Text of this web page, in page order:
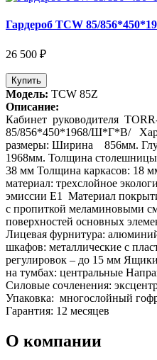
Гардероб TCW 85/
26 500 ₽
Купить
Модель: TCW 85Z
Описание:
Кабинет руководителя
85/856*450*1968/Ш*Г*В/
размеры: Ширина 856мм.
1968мм. Толщина
38 мм Толщина каркасов: 18
материал: трехслойное
эмиссии Е1 Материал
с пропиткой меламиновыми
поверхностей основных
Лицевая фурнитура:
шкафов: металлические с
регулировок – до 15 мм
на тумбах: центральные
Силовые сочленения:
Упаковка: многослойный
Гарантия: 12 месяцев
О компании